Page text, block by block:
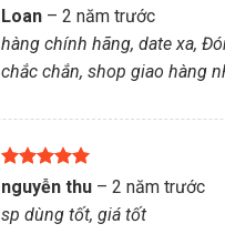
Được xếp
sao
Loan – 2 năm trước
hàng chính hãng, date xa,
chắc chắn, shop giao hàng
Được xếp
hạng 5
sao
nguyễn thu – 2 năm trước
sp dùng tốt, giá tốt